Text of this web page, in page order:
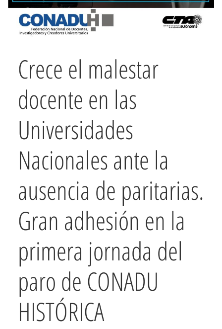
Crece el malestar
docente en las
Universidades
Nacionales ante la
ausencia de paritarias.
Gran adhesión en la
primera jornada del
paro de CONADU
HISTÓRICA